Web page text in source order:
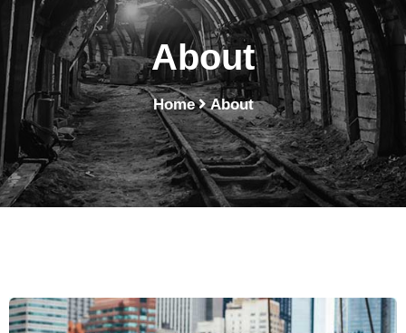
About
Home About